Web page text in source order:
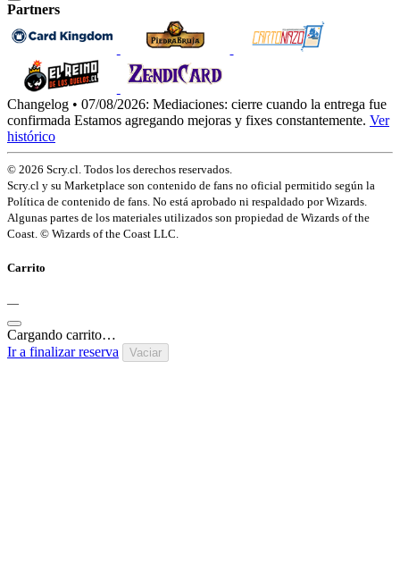
Partners
Changelog • 07/08/2026: Mediaciones: cierre cuando la entrega fue
confirmada Estamos agregando mejoras y fixes constantemente. Ver
histórico
© 2026 Scry.cl. Todos los derechos reservados.
Scry.cl y su Marketplace son contenido de fans no oficial permitido según la
Política de contenido de fans. No está aprobado ni respaldado por Wizards.
Algunas partes de los materiales utilizados son propiedad de Wizards of the
Coast. © Wizards of the Coast LLC.
Carrito
—
Cargando carrito…
Ir a finalizar reserva
Vaciar